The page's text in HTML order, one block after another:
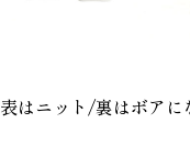
表はニット/裏はボアに